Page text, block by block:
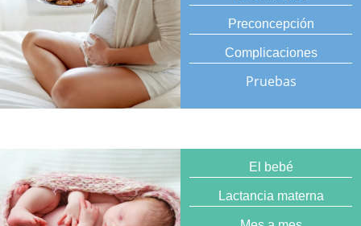
Preconcepción
Complicaciones
Pruebas
El bebé
Lactancia materna